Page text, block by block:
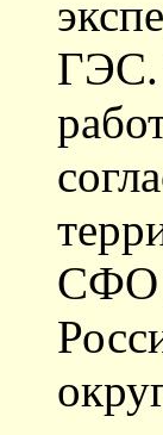
ГЭС.
СФО